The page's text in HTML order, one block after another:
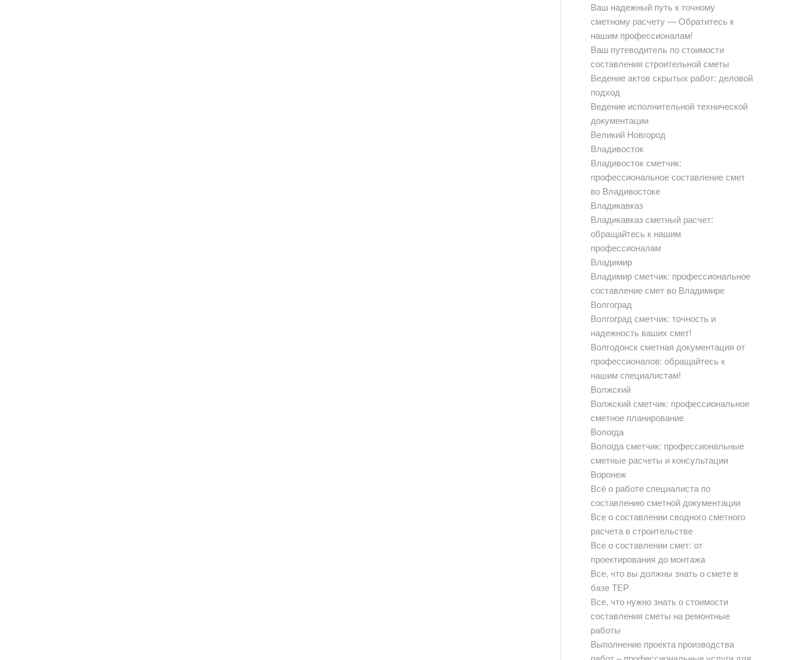
Ваш надежный путь к точному
сметному расчету — Обратитесь к
нашим профессионалам!
Ваш путеводитель по стоимости
составления строительной сметы
Ведение актов скрытых работ: деловой
подход
Ведение исполнительной технической
документации
Великий Новгород
Владивосток
Владивосток сметчик:
профессиональное составление смет
во Владивостоке
Владикавказ
Владикавказ сметный расчет:
обращайтесь к нашим
профессионалам
Владимир
Владимир сметчик: профессиональное
составление смет во Владимире
Волгоград
Волгоград сметчик: точность и
надежность ваших смет!
Волгодонск сметная документация от
профессионалов: обращайтесь к
нашим специалистам!
Волжский
Волжский сметчик: профессиональное
сметное планирование
Вологда
Вологда сметчик: профессиональные
сметные расчеты и консультации
Воронеж
Всё о работе специалиста по
составлению сметной документации
Все о составлении сводного сметного
расчета в строительстве
Все о составлении смет: от
проектирования до монтажа
Все, что вы должны знать о смете в
базе ТЕР
Все, что нужно знать о стоимости
составления сметы на ремонтные
работы
Выполнение проекта производства